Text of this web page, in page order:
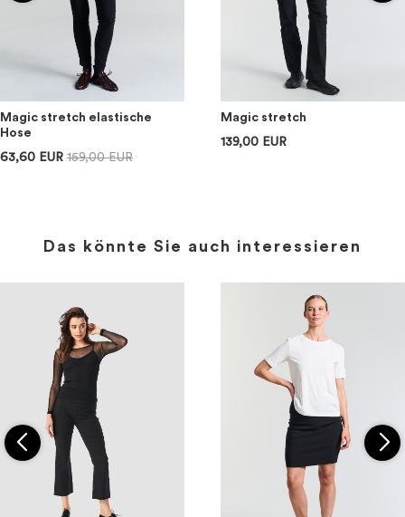
Magic stretch elastische
Hose
63,60 EUR 159,00 EUR
Magic stretch
139,00 EUR
Das könnte Sie auch interessieren